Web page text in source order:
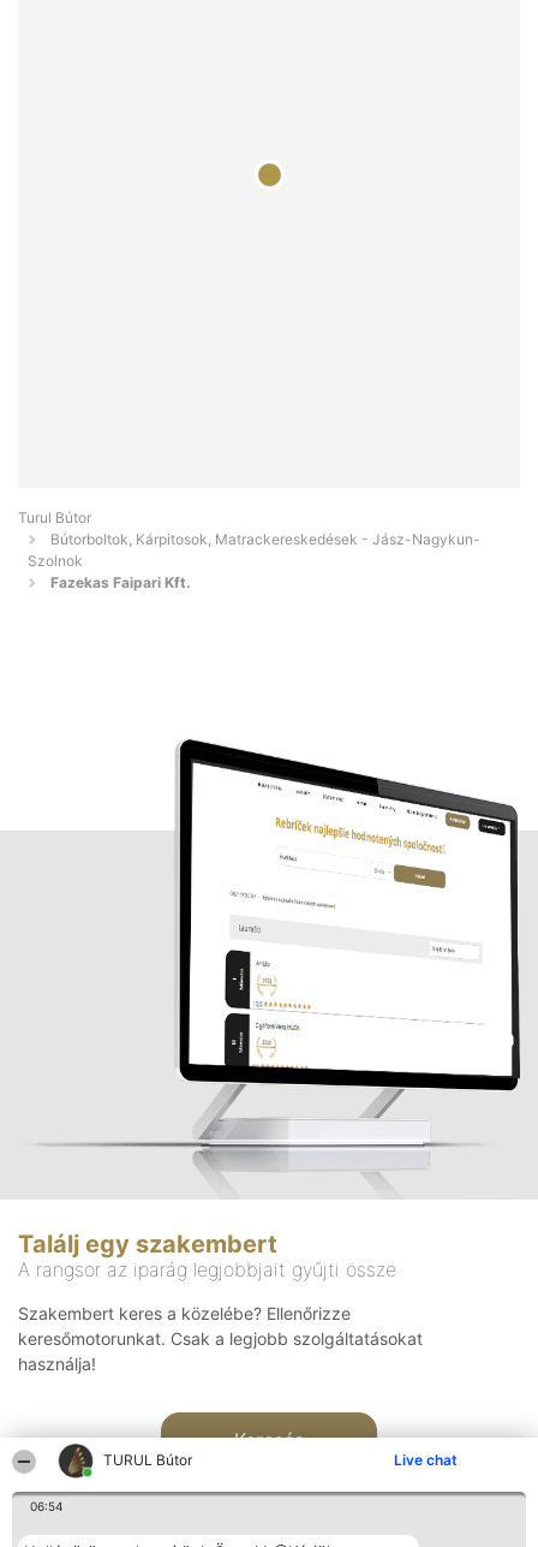
TURUL Bútor Live chat
06:54
Turul Bútor
Bútorboltok, Kárpitosok, Matrackereskedések - Jász-Nagykun-
Szolnok
Fazekas Faipari Kft.
Találj egy szakembert
A rangsor az iparág legjobbjait gyűjti össze
Szakembert keres a közelébe? Ellenőrizze
keresőmotorunkat. Csak a legjobb szolgáltatásokat
használja!
Keresés